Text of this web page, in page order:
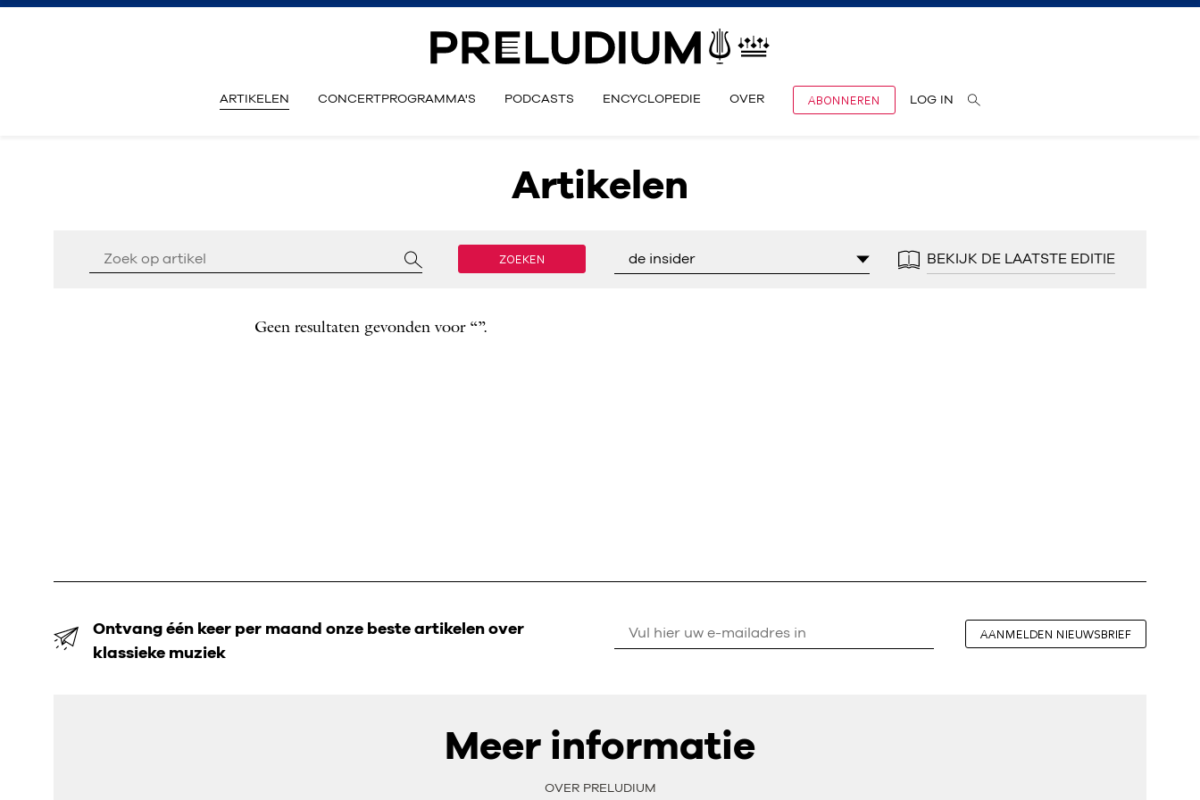
ARTIKELEN CONCERTPROGRAMMA'S PODCASTS ENCYCLOPEDIE OVER ABONNEREN LOG IN
Artikelen
ZOEKEN de insider BEKIJK DE LAATSTE EDITIE
Geen resultaten gevonden voor “”.
Ontvang één keer per maand onze beste artikelen over
klassieke muziek
AANMELDEN NIEUWSBRIEF
Meer informatie
OVER PRELUDIUM